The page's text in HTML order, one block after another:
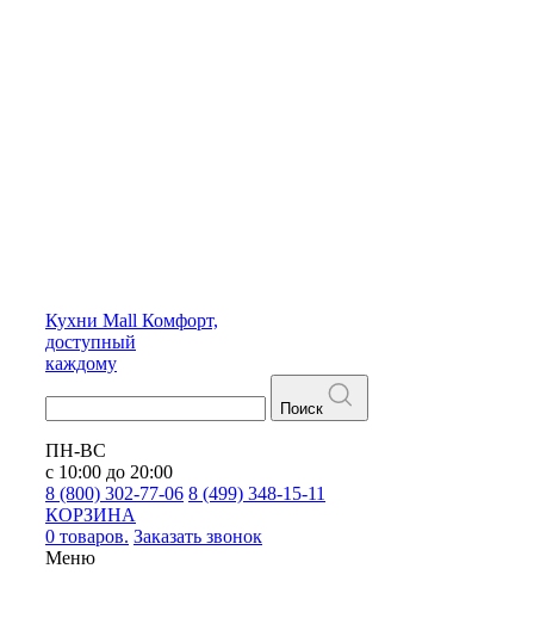
Кухни Mall Комфорт,
доступный
каждому
Поиск
ПН-ВС
с 10:00 до 20:00
8 (800) 302-77-06 8 (499) 348-15-11
КОРЗИНА
0 товаров. Заказать звонок
Меню